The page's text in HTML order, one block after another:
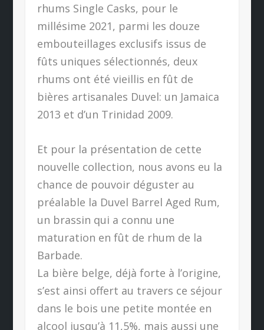
rhums Single Casks, pour le
millésime 2021, parmi les douze
embouteillages exclusifs issus de
fûts uniques sélectionnés, deux
rhums ont été vieillis en fût de
bières artisanales Duvel: un Jamaica
2013 et d’un Trinidad 2009.
Et pour la présentation de cette
nouvelle collection, nous avons eu la
chance de pouvoir déguster au
préalable la Duvel Barrel Aged Rum,
un brassin qui a connu une
maturation en fût de rhum de la
Barbade.
La bière belge, déjà forte à l’origine,
s’est ainsi offert au travers ce séjour
dans le bois une petite montée en
alcool jusqu’à 11,5%, mais aussi une